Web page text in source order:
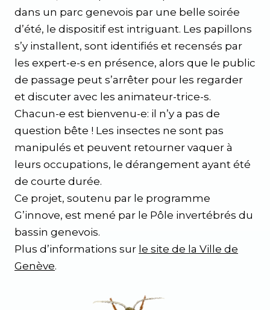
dans un parc genevois par une belle soirée
d’été, le dispositif est intriguant. Les papillons
s’y installent, sont identifiés et recensés par
les expert-e-s en présence, alors que le public
de passage peut s’arrêter pour les regarder
et discuter avec les animateur-trice-s.
Chacun-e est bienvenu-e: il n’y a pas de
question bête ! Les insectes ne sont pas
manipulés et peuvent retourner vaquer à
leurs occupations, le dérangement ayant été
de courte durée.
Ce projet, soutenu par le programme
G’innove, est mené par le Pôle invertébrés du
bassin genevois.
Plus d’informations sur le site de la Ville de
Genève.